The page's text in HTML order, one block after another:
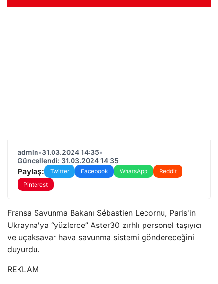
admin•31.03.2024 14:35•
Güncellendi: 31.03.2024 14:35
Paylaş: Twitter Facebook WhatsApp
Reddit
Pinterest
Fransa Savunma Bakanı Sébastien Lecornu, Paris'in
Ukrayna'ya “yüzlerce” Aster30 zırhlı personel taşıyıcı
ve uçaksavar hava savunma sistemi göndereceğini
duyurdu.
REKLAM